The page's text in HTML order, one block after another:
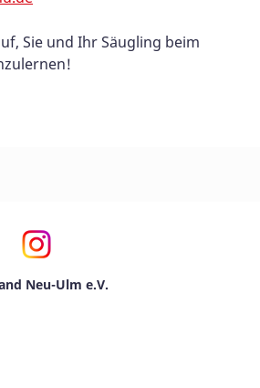
Sie und Ihr Säugling beim
Neu-Ulm e.V.